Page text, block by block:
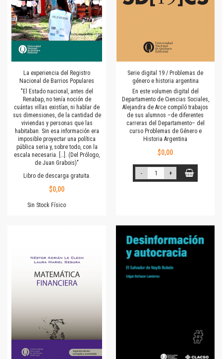
La experiencia del Registro
Nacional de Barrios Populares
"El Estado nacional, antes del
Renabap, no tenía noción de
cuántas villas existían, ni hablar de
sus dimensiones, de la cantidad de
viviendas y personas que las
habitaban. Sin esa información era
imposible proyectar una política
pública seria y, sobre todo, con la
escala necesaria. […]. (Del Prólogo,
de Juan Grabois)"
Libro de descarga gratuita.
$0,00
Sin Stock Físico
Serie digital 19 / Problemas de
género e historia argentina
En este volumen digital del
Departamento de Ciencias Sociales,
Alejandra de Arce compiló trabajos
de sus alumnos –de diferentes
carreras del Departamento– del
curso Problemas de Género e
Historia Argentina
$0,00
- +